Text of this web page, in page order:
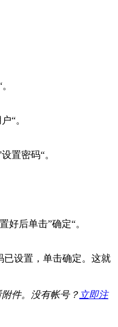
“。
置密码“。
好后单击”确定“。
已设置，单击确定。这就
件。没有帐号？ 立即注